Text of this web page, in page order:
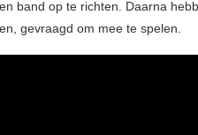
band op te richten. Daarna
gevraagd om mee te spelen.